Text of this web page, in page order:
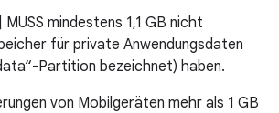
mindestens 1,1 GB nicht
für private Anwendungsdaten
Partition bezeichnet) haben.
von Mobilgeräten mehr als 1 GB